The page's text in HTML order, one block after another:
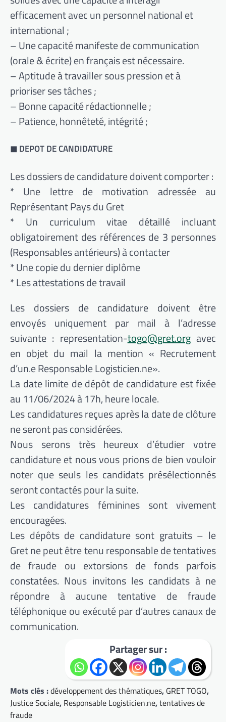
efficacement avec un personnel national et
international ;
– Une capacité manifeste de communication
(orale & écrite) en français est nécessaire.
– Aptitude à travailler sous pression et à
prioriser ses tâches ;
– Bonne capacité rédactionnelle ;
– Patience, honnêteté, intégrité ;
◼ DEPOT DE CANDIDATURE
Les dossiers de candidature doivent comporter :
* Une lettre de motivation adressée au
Représentant Pays du Gret
* Un curriculum vitae détaillé incluant
obligatoirement des références de 3 personnes
(Responsables antérieurs) à contacter
* Une copie du dernier diplôme
* Les attestations de travail
Les dossiers de candidature doivent être
envoyés uniquement par mail à l’adresse
suivante : representation-togo@gret.orgavec
en objet du mail la mention « Recrutement
d’un.e Responsable Logisticien.ne».
La date limite de dépôt de candidature est fixée
au 11/06/2024 à 17h, heure locale.
Les candidatures reçues après la date de clôture
ne seront pas considérées.
Nous serons très heureux d’étudier votre
candidature et nous vous prions de bien vouloir
noter que seuls les candidats présélectionnés
seront contactés pour la suite.
Les candidatures féminines sont vivement
encouragées.
Les dépôts de candidature sont gratuits – le
Gret ne peut être tenu responsable de tentatives
de fraude ou extorsions de fonds parfois
constatées. Nous invitons les candidats à ne
répondre à aucune tentative de fraude
téléphonique ou exécuté par d’autres canaux de
communication.
Partager sur :
Mots clés :développement des thématiques, GRET TOGO,
Justice Sociale, Responsable Logisticien.ne,tentatives de
fraude